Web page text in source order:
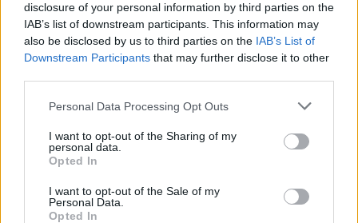
disclosure of your personal information by third parties on the
IAB’s list of downstream participants. This information may
also be disclosed by us to third parties on the IAB’s List of
Downstream Participants that may further disclose it to other
Personal Data Processing Opt Outs
I want to opt-out of the Sharing of my
personal data.
Opted In
I want to opt-out of the Sale of my
Personal Data.
Opted In